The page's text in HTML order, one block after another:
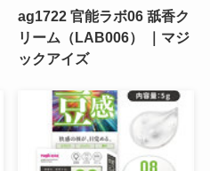
ag1722 官能ラボ06 舐香ク
リーム（LAB006） ｜マジ
ックアイズ